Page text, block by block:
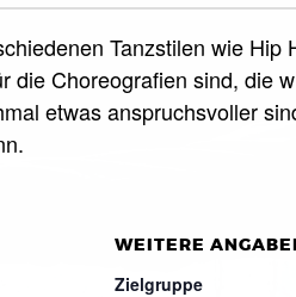
Tanzstilen wie
Choreografien sind, die
etwas anspruchsvoller
WEITERE
Zielgruppe